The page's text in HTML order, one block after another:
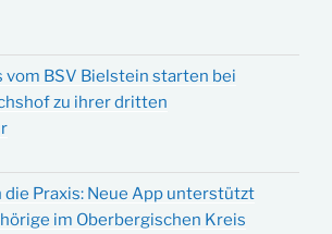
vom BSV Bielstein starten bei
zu ihrer dritten
Praxis: Neue App unterstützt
im Oberbergischen Kreis